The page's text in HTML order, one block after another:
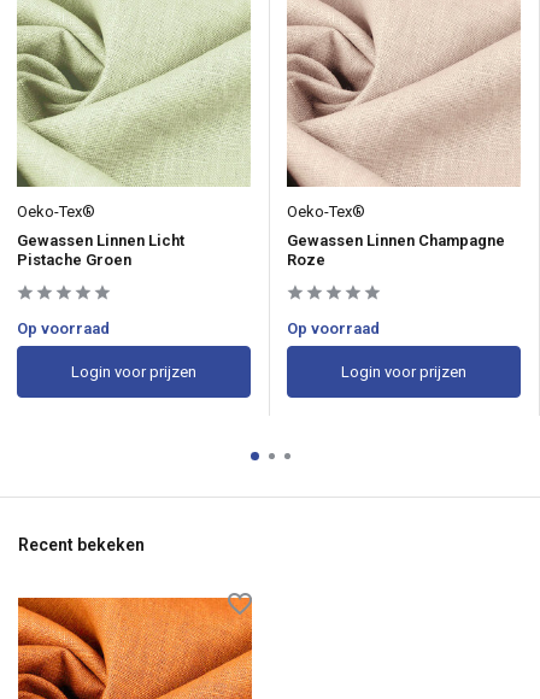
Oeko-Tex®
Gewassen Linnen Licht
Pistache Groen
Op voorraad
Login voor prijzen
Oeko-Tex®
Gewassen Linnen Champagne
Roze
Op voorraad
Login voor prijzen
Recent bekeken